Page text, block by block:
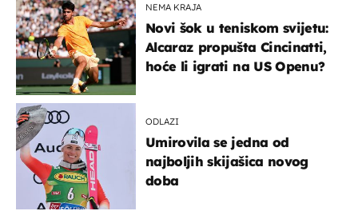
NEMA KRAJA
Novi šok u teniskom svijetu:
Alcaraz propušta Cincinatti,
hoće li igrati na US Openu?
ODLAZI
Umirovila se jedna od
najboljih skijašica novog
doba